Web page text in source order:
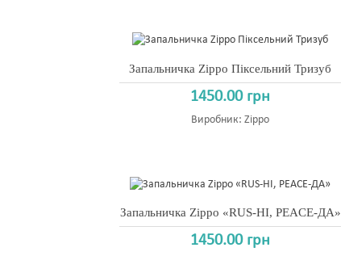
Запальничка Zippo Піксельний Тризуб
1450.00 грн
Виробник:Zippo
Запальничка Zippo «RUS-НІ, PEACE-ДА»
1450.00 грн